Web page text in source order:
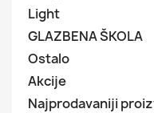
Light
GLAZBENA ŠKOLA
Ostalo
Akcije
Najprodavaniji